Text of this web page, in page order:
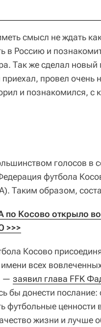
смысл не ждать
в Россию и
Так же сделал
провел
и познакомился,
голосов в
футбола
Таким образом,
Косово открыло
>>>
Косово
всех
— заявил глава FFK
бы донести
футбольные ценности
жизни и лучше